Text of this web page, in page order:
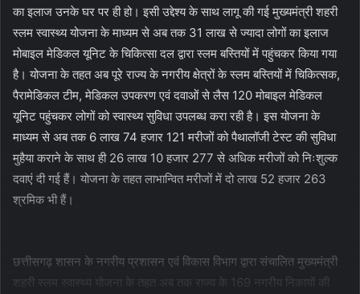
का इलाज उनके घर पर ही हो। इसी उद्देश्य के साथ लागू की गई मुख्यमंत्री शहरी
स्लम स्वास्थ्य योजना के माध्यम से अब तक 31 लाख से ज्यादा लोगों का इलाज
मोबाइल मेडिकल यूनिट के चिकित्सा दल द्वारा स्लम बस्तियों में पहुंचकर किया गया
है। योजना के तहत अब पूरे राज्य के नगरीय क्षेत्रों के स्लम बस्तियों में चिकित्सक,
पैरामेडिकल टीम, मेडिकल उपकरण एवं दवाओं से लैस 120 मोबाइल मेडिकल
यूनिट पहुंचकर लोगों को स्वास्थ्य सुविधा उपलब्ध करा रही है। इस योजना के
माध्यम से अब तक 6 लाख 74 हजार 121 मरीजों को पैथालॉजी टेस्ट की सुविधा
मुहैया कराने के साथ ही 26 लाख 10 हजार 277 से अधिक मरीजों को निःशुल्क
दवाएं दी गई हैं। योजना के तहत लाभान्वित मरीजों में दो लाख 52 हजार 263
श्रमिक भी हैं।
छत्तीसगढ़ शासन के नगरीय प्रशासन एवं विकास विभाग द्वारा संचालित मुख्यमंत्री
शहरी स्लम स्वास्थ्य योजना के तहत अब तक राज्य के 169 नगरीय निकायों की